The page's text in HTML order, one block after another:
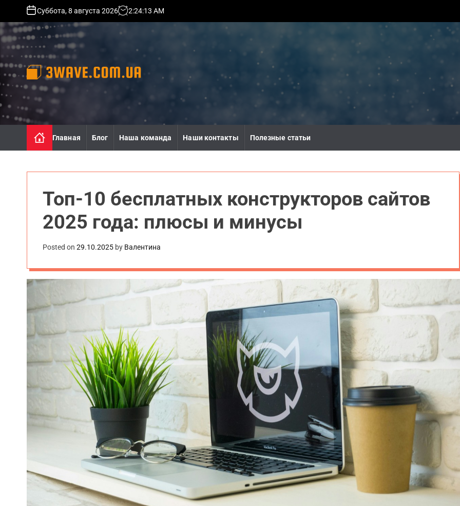
p
o
o
n
t
e
Суббота, 8 августа 2026 2:24:15 AM
3
w
a
v
c
Главная Блог Наша команда Наши контакты Полезные статьи
Топ-10 бесплатных конструкторов сайтов
2025 года: плюсы и минусы
Posted on 29.10.2025 by Валентина